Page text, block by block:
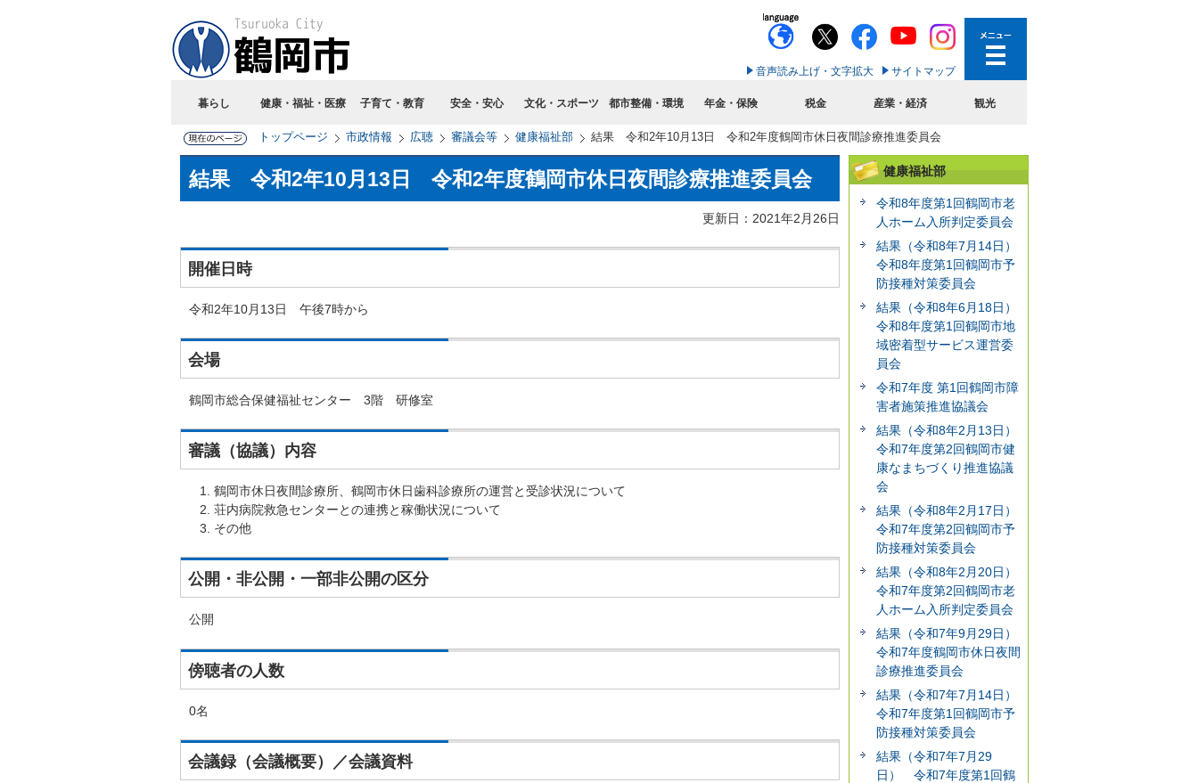
音声読み上げ・文字拡大 サイトマップ
暮らし 健康・福祉・医療 子育て・教育 安全・安心 文化・スポーツ 都市整備・環境 年金・保険 税金 産業・経済 観光
トップページ 市政情報 広聴 審議会等 健康福祉部 結果 令和2年10月13日 令和2年度鶴岡市休日夜間診療推進委員会
結果 令和2年10月13日 令和2年度鶴岡市休日夜間診療推進委員会
更新日：2021年2月26日
開催日時
令和2年10月13日 午後7時から
会場
鶴岡市総合保健福祉センター 3階 研修室
審議（協議）内容
鶴岡市休日夜間診療所、鶴岡市休日歯科診療所の運営と受診状況について
荘内病院救急センターとの連携と稼働状況について
その他
公開・非公開・一部非公開の区分
公開
傍聴者の人数
0名
会議録（会議概要）／会議資料
健康福祉部
令和8年度第1回鶴岡市老
人ホーム入所判定委員会
結果（令和8年7月14日）
令和8年度第1回鶴岡市予
防接種対策委員会
結果（令和8年6月18日）
令和8年度第1回鶴岡市地
域密着型サービス運営委
員会
令和7年度 第1回鶴岡市障
害者施策推進協議会
結果（令和8年2月13日）
令和7年度第2回鶴岡市健
康なまちづくり推進協議
会
結果（令和8年2月17日）
令和7年度第2回鶴岡市予
防接種対策委員会
結果（令和8年2月20日）
令和7年度第2回鶴岡市老
人ホーム入所判定委員会
結果（令和7年9月29日）
令和7年度鶴岡市休日夜間
診療推進委員会
結果（令和7年7月14日）
令和7年度第1回鶴岡市予
防接種対策委員会
結果（令和7年7月29
日） 令和7年度第1回鶴